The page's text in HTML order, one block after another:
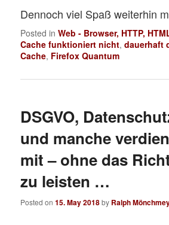
Dennoch viel Spaß weiterhin
Posted in Web - Browser, HTTP,
Cache funktioniert nicht,dauerhaft
Cache, Firefox Quantum
DSGVO,
und manche
mit – ohne das
zu leisten …
Posted on15. May 2018by Ralph